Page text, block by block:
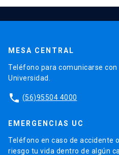
MESA CENTRAL
Teléfono para comunicarse
Universidad.
phone (56)95504 4000
EMERGENCIAS UC
Teléfono en caso de accidente
riesgo tu vida dentro de algún